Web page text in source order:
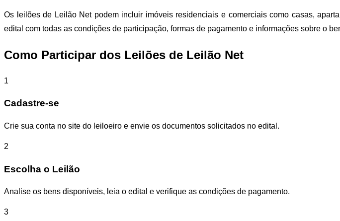
Os leilões de Leilão Net podem incluir imóveis residenciais e comerciais como casas,
edital com todas as condições de participação, formas de pagamento e informações sobre o
Como Participar dos Leilões de Leilão Net
1
Cadastre-se
Crie sua conta no site do leiloeiro e envie os documentos solicitados no edital.
2
Escolha o Leilão
Analise os bens disponíveis, leia o edital e verifique as condições de pagamento.
3